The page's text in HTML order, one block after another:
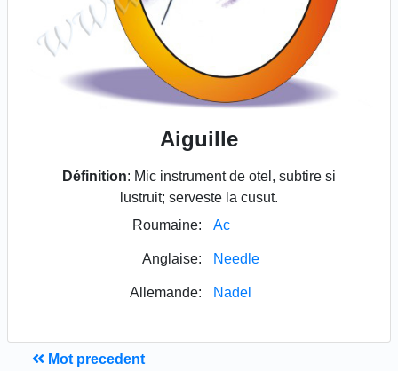
Aiguille
Définition: Mic instrument de otel, subtire si
lustruit; serveste la cusut.
Roumaine:
Ac
Anglaise: Needle
Allemande: Nadel
Mot precedent